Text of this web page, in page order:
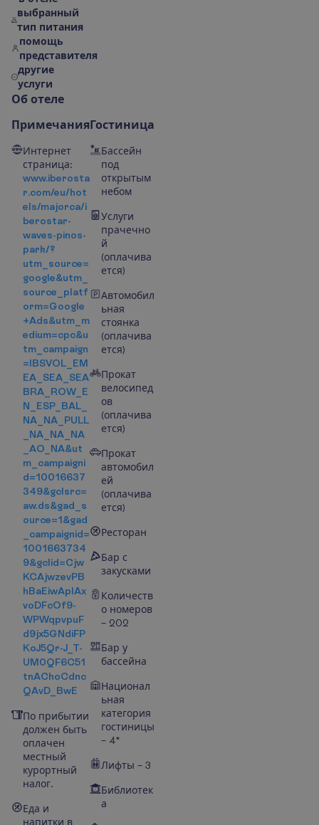
выбранный
тип питания
помощь
представителя
другие
услуги
Об отеле
Примечания
Интернет
страница:
www.iberosta
r.com/eu/hot
els/majorca/i
berostar-
waves-pinos-
park/?
utm_source=
google&utm_
source_platf
orm=Google
+Ads&utm_m
edium=cpc&u
tm_campaign
=IBSVOL_EM
EA_SEA_SEA
BRA_ROW_E
N_ESP_BAL_
NA_NA_PULL
_NA_NA_NA
_AO_NA&ut
m_campaigni
d=10016637
349&gclsrc=
aw.ds&gad_s
ource=1&gad
_campaignid=
1001663734
9&gclid=Cjw
KCAjwzevPB
hBaEiwAplAx
voDFcOf9-
WPWqpvpuF
d9jx5GNdiFP
KoJ5Qr-J_T-
UM0QF6C51
tnAChoCdnc
QAvD_BwE
По прибытии
должен быть
оплачен
местный
курортный
налог.
Еда и
напитки в
Гостиница
Бассейн
под
открытым
небом
Услуги
прачечно
й
(оплачива
ется)
Автомобил
ьная
стоянка
(оплачива
ется)
Прокат
велосипед
ов
(оплачива
ется)
Прокат
автомобил
ей
(оплачива
ется)
Ресторан
Бар с
закусками
Количеств
о номеров
– 202
Бар у
бассейна
Национал
ьная
категория
гостиницы
– 4*
Лифты – 3
Библиотек
а